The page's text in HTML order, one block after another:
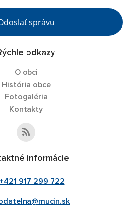
správu
odkazy
O obci
História obce
Fotogaléria
Kontakty
informácie
+421 917 299 722